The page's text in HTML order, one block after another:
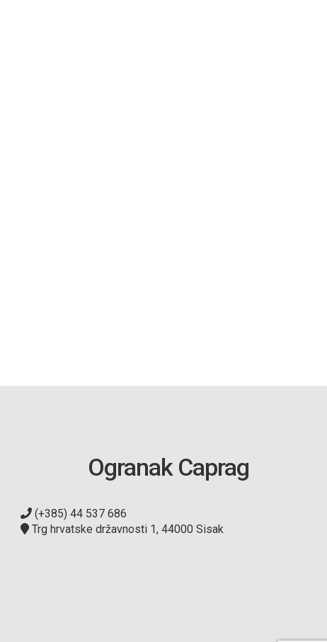
Ogranak Caprag
(+385) 44 537 686
Trg hrvatske državnosti 1, 44000 Sisak